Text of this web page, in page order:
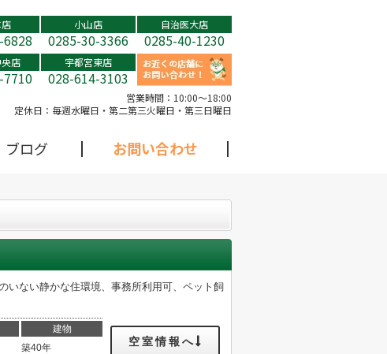
小山店
0285-30-3366
自治医大店
0285-40-1230
店 宇都宮東店
028-614-3103
営業時間： 10:00～18:00
定休日： 毎週水曜日・第二第三火曜日・第三日曜日
ブログ お問い合わせ
いない静かな住環境、事務所利用可、ペット飼
建物
築40年
空室情報へ